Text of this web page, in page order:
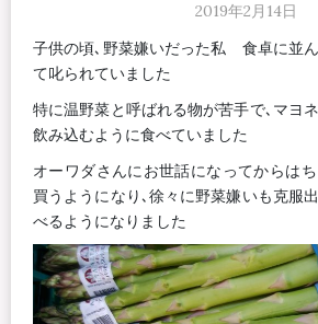
2019年2月14日
子供の頃､野菜嫌いだった私 食卓に並
て叱られていました
特に温野菜と呼ばれる物が苦手で､マヨ
飲み込むように食べていました
オーワダさんにお世話になってからは
買うようになり､徐々に野菜嫌いも克服
べるようになりました